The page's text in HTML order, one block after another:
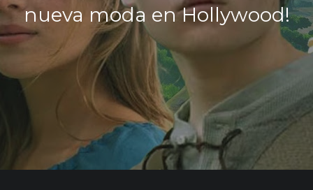
nueva moda en Hollywood!